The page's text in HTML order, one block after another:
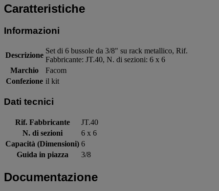
Caratteristiche
Informazioni
Descrizione
Set di 6 bussole da 3/8" su rack metallico, Rif.
Fabbricante: JT.40, N. di sezioni: 6 x 6
Marchio
Facom
Confezione il kit
Dati tecnici
Rif. Fabbricante
JT.40
N. di sezioni
6 x 6
Capacità (Dimensioni) 6
Guida in piazza
3/8
Documentazione